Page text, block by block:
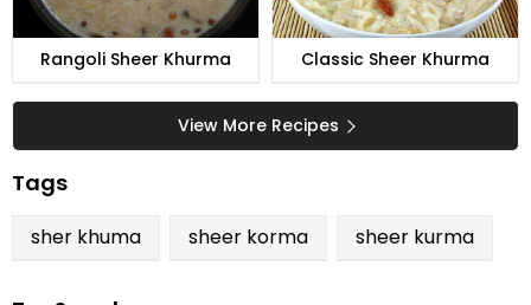
Rangoli Sheer Khurma Classic Sheer Khurma
View More Recipes
Tags
sher khuma sheer korma sheer kurma